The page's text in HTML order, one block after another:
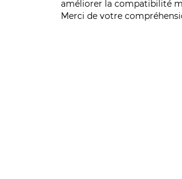
améliorer la compatibilité
Merci de votre